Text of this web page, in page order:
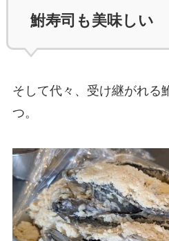
鮒寿司も美味しい
そして代々、受け継がれる
つ。